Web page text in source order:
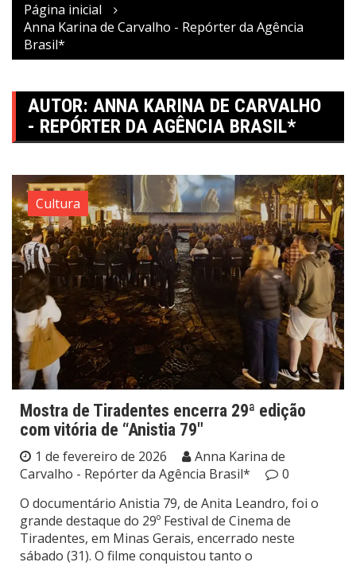
Página inicial
Anna Karina de Carvalho - Repórter da Agência
Brasil*
AUTOR: ANNA KARINA DE CARVALHO
- REPÓRTER DA AGÊNCIA BRASIL*
Cultura
Mostra de Tiradentes encerra 29ª edição
com vitória de “Anistia 79″
1 de fevereiro de 2026
Anna Karina de
Carvalho - Repórter da Agência Brasil*
0
O documentário Anistia 79, de Anita Leandro, foi o
grande destaque do 29º Festival de Cinema de
Tiradentes, em Minas Gerais, encerrado neste
sábado (31). O filme conquistou tanto o